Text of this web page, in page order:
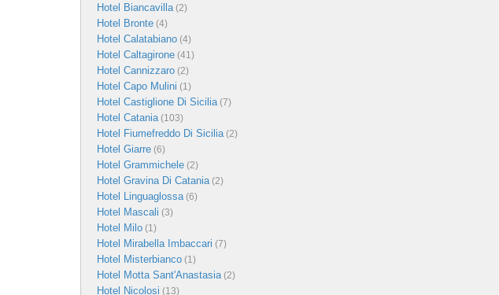
Hotel Biancavilla(2)
Hotel Bronte (4)
Hotel Calatabiano (4)
Hotel Caltagirone (41)
Hotel Cannizzaro (2)
Hotel Capo Mulini (1)
Hotel Castiglione Di Sicilia(7)
Hotel Catania(103)
Hotel Fiumefreddo Di Sicilia(2)
Hotel Giarre (6)
Hotel Grammichele (2)
Hotel Gravina Di Catania(2)
Hotel Linguaglossa(6)
Hotel Mascali (3)
Hotel Milo (1)
Hotel Mirabella Imbaccari (7)
Hotel Misterbianco (1)
Hotel Motta Sant'Anastasia(2)
Hotel Nicolosi (13)